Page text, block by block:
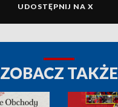
UDOSTĘPNIJ NA X
ZOBACZ TAKŻE